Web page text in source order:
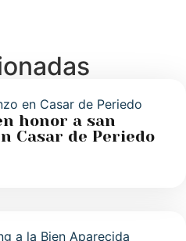
honor a san
Casar de Periedo